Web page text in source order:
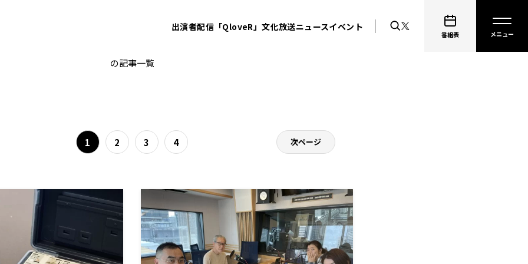
出演者配信「QloveR」文化放送ニュースイベント
番組表
砂山圭大郎
の記事一覧
1 2 3 4 次ページ